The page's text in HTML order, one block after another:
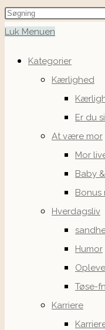
Luk Menuen
Kategorier
Kærlighed
Er du
At være mor
Mor
Baby
Bonus
Hverdagsliv
Humor
Tøse-
Karriere